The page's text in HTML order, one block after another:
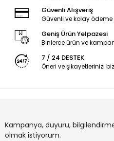
Güvenli Alışveriş
Güvenli ve kolay
Geniş Ürün Yelpazesi
Binlerce ürün ve
7 / 24 DESTEK
Öneri ve şikayetlerinizi
Kampanya, duyuru,
olmak istiyorum.